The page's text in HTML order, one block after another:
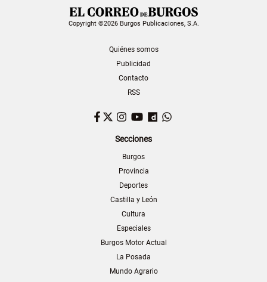
Copyright ©2026 Burgos Publicaciones, S.A.
Quiénes somos
Publicidad
Contacto
RSS
Facebook
TwitterInstagram
YouTubeDailymotion
Secciones
Burgos
Provincia
Deportes
Castilla y León
Cultura
Especiales
Burgos Motor Actual
La Posada
Mundo Agrario